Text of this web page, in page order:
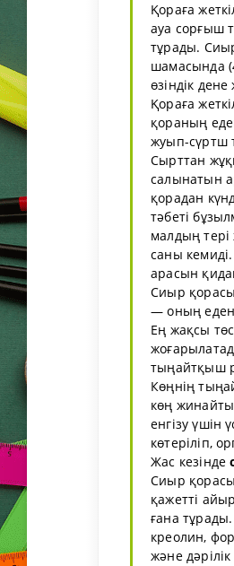
Қораға
ауа сорғыш
тұрады.
шамасында
өзіндік
Қораға
қораның
жуып-сүртш
Сырттан
салынатын
қорадан
тәбеті
малдың
саны
арасын
Сиыр
— оның
Ең жақсы
тыңайтқыш
Көңнің
көң
енгізу үшін
көтеріліп,
Жас кезінде
Сиыр
қажетті
ғана
креолин,
және